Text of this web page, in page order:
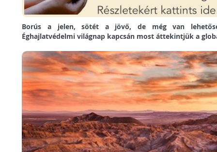
Borús a jelen, sötét a jövő, de még van
Éghajlatvédelmi világnap kapcsán most áttekintjük a